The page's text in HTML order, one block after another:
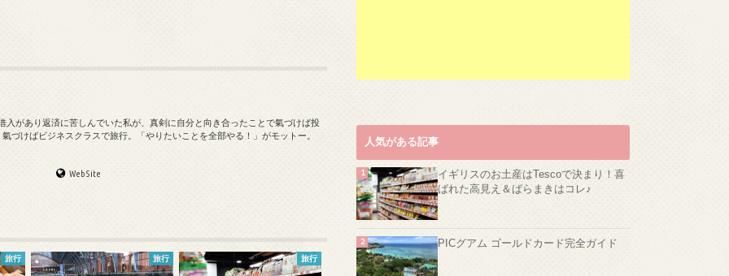
入があり返済に苦しんでいた私が、真剣に自分と向き合ったことで氣づけば投
づけばビジネスクラスで旅行。「やりたいことを全部やる！」がモットー。
WebSite
旅行 旅行 旅行
人気がある記事
イギリスのお土産はTescoで決まり！喜
ばれた高見え＆ばらまきはコレ♪
PICグアム ゴールドカード完全ガイド